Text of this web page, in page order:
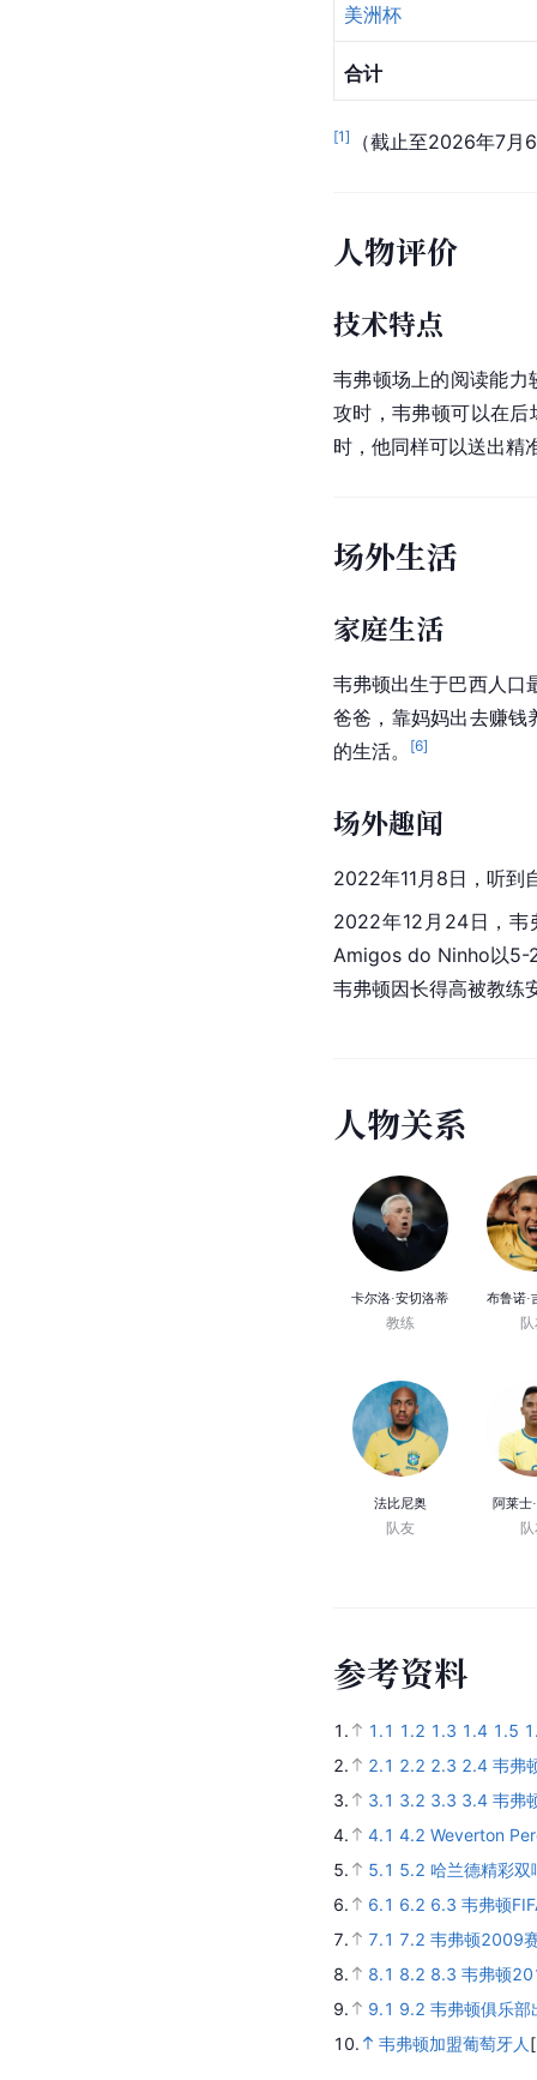
美洲杯
合计
[1] （截止至2026年7月
人物评价
技术特点
韦弗顿场上的阅读能
攻时，韦弗顿可以在
时，他同样可以送出精
场外生活
家庭生活
韦弗顿出生于巴西人口
爸爸，靠妈妈出去赚
的生活。
[6]
场外趣闻
2022年11月8日，听到
2022年12月24日，韦
Amigos do Ninho以5-
韦弗顿因长得高被教练
人物关系
卡尔洛·安切洛蒂
教练
布鲁诺·
法比尼奥
队友
阿莱士
参考资料
1. 1.1 1.2 1.3 1.4 1.5
2.
2.1 2.2 2.3 2.4 韦弗
3.
3.1 3.2 3.3 3.4 韦弗
4.
4.1 4.2 Weverton
5.
5.1 5.2 哈兰德精彩
6.
6.1 6.2 6.3 韦弗顿
7.
7.1 7.2 韦弗顿2009
8.
8.1 8.2 8.3 韦弗顿
9.
9.1 9.2 韦弗顿俱乐部
10.
韦弗顿加盟葡萄牙人